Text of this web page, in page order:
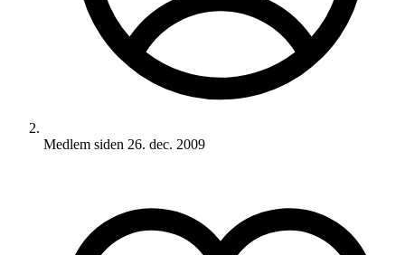
Medlem siden 26. dec. 2009